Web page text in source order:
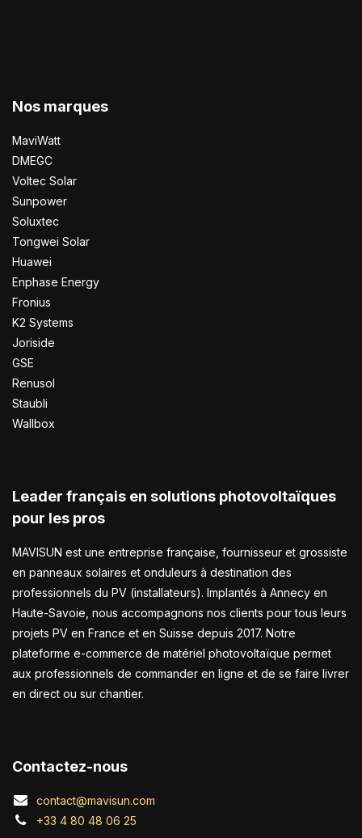
Nos marques
MaviWatt
DMEGC
Voltec Solar
Sunpower
Soluxtec
Tongwei Solar
Huawei
Enphase Energy
Fronius
K2 Systems
Joriside
GSE
Renusol
Staubli
Wallbox
Leader français en solutions photovoltaïques
pour les pros
MAVISUN est une entreprise française, fournisseur et grossiste
en panneaux solaires et onduleurs à destination des
professionnels du PV (installateurs). Implantés à Annecy en
Haute-Savoie, nous accompagnons nos clients pour tous leurs
projets PV en France et en Suisse depuis 2017. Notre
plateforme e-commerce de matériel photovoltaïque permet
aux professionnels de commander en ligne et de se faire livrer
en direct ou sur chantier.
Contactez-nous
contact@mavisun.com
+33 4 80 48 06 25